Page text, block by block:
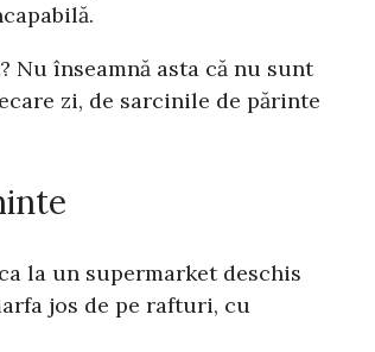
Nu înseamnă asta că nu sunt
zi, de sarcinile de părinte
la un supermarket deschis
jos de pe rafturi, cu